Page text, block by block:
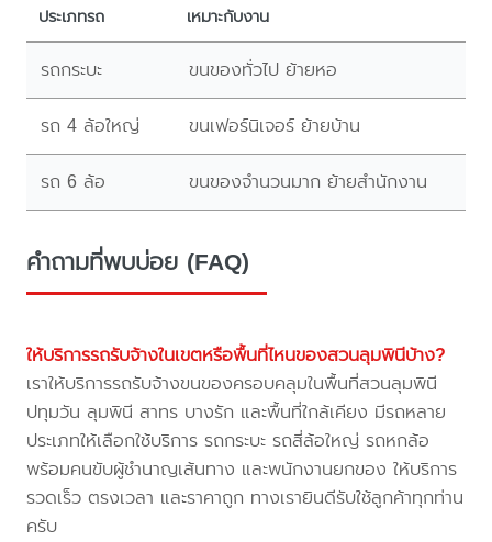
ประเภทรถ เหมาะกับงาน
รถกระบะ ขนของทั่วไป ย้ายหอ
รถ 4 ล้อใหญ่ ขนเฟอร์นิเจอร์ ย้ายบ้าน
รถ 6 ล้อ ขนของจำนวนมาก ย้ายสำนักงาน
คำถามที่พบบ่อย (FAQ)
ให้บริการรถรับจ้างในเขตหรือพื้นที่ไหนของสวนลุมพินีบ้าง?
เราให้บริการรถรับจ้างขนของครอบคลุมในพื้นที่สวนลุมพินี
ปทุมวัน ลุมพินี สาทร บางรัก และพื้นที่ใกล้เคียง มีรถหลาย
ประเภทให้เลือกใช้บริการ รถกระบะ รถสี่ล้อใหญ่ รถหกล้อ
พร้อมคนขับผู้ชำนาญเส้นทาง และพนักงานยกของ ให้บริการ
รวดเร็ว ตรงเวลา และราคาถูก ทางเรายินดีรับใช้ลูกค้าทุกท่าน
ครับ